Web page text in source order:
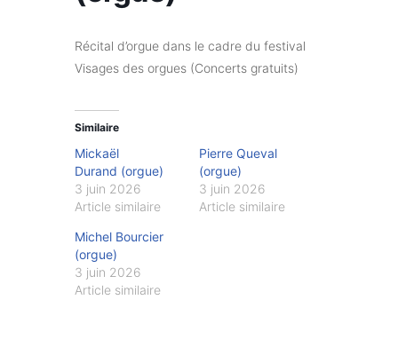
Récital d’orgue dans le cadre du festival
Visages des orgues (Concerts gratuits)
Similaire
Mickaël
Durand (orgue)
3 juin 2026
Article similaire
Pierre Queval
(orgue)
3 juin 2026
Article similaire
Michel Bourcier
(orgue)
3 juin 2026
Article similaire